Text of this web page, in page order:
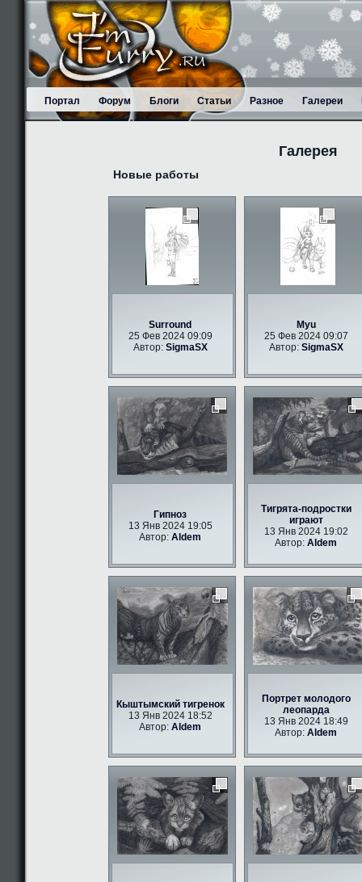
Портал Форум Блоги Статьи Разное Галереи
Галерея
Новые работы
Surround
25 Фев 2024 09:09
Автор: SigmaSX
Myu
25 Фев 2024 09:07
Автор: SigmaSX
Гипноз
13 Янв 2024 19:05
Автор:Aldem
Тигрята-подростки
играют
13 Янв 2024 19:02
Автор:Aldem
Кыштымский тигренок
13 Янв 2024 18:52
Автор:Aldem
Портрет молодого
леопарда
13 Янв 2024 18:49
Автор:Aldem